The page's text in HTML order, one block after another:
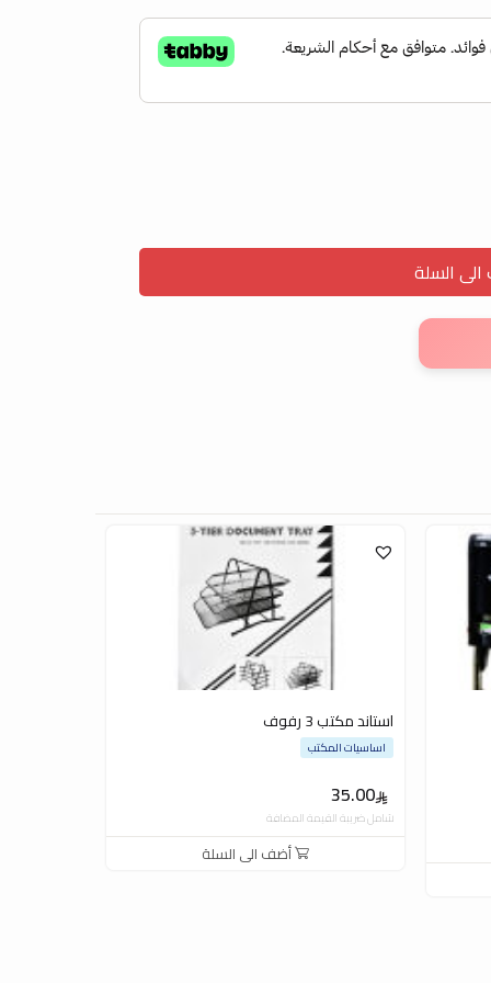
السلة
استاند مكتب 3 رفوف
35.00
اساسيات المكتب
شامل ضريبة القيمة المضافة
أضف الى السلة